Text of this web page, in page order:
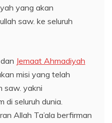
yang akan
saw. ke seluruh
Jemaat Ahmadiyah
misi yang telah
saw. yakni
di seluruh dunia.
Allah Ta’ala berfirman